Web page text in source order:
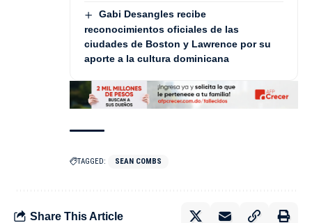
Gabi Desangles recibe
reconocimientos oficiales de las
ciudades de Boston y Lawrence por su
aporte a la cultura dominicana
TAGGED: SEAN COMBS
Share This Article